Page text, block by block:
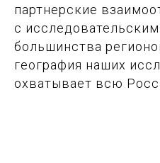
партнерские
с
большинства
география наших
охватывает всю